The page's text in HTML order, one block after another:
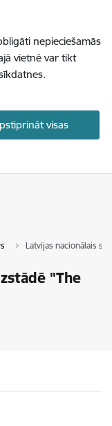
nepieciešamās
vietnē var tikt
visas
Latvijas nacionālais
"The